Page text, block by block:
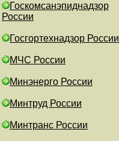
Госкомсанэпиднадзор
России
Госгортехнадзор России
МЧС России
Минэнерго России
Минтруд России
Минтранс России